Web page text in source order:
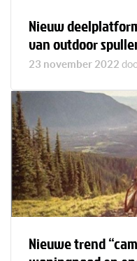
Nieuw
van outdoor
23 november 2022
Nieuwe trend